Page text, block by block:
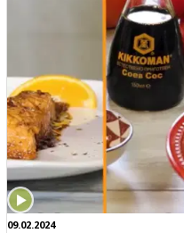
09.02.2024